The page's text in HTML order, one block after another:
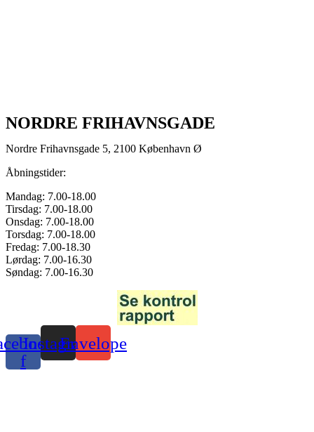
NORDRE FRIHAVNSGADE
Nordre Frihavnsgade 5, 2100 København Ø
Åbningstider:
Mandag: 7.00-18.00
Tirsdag: 7.00-18.00
Onsdag: 7.00-18.00
Torsdag: 7.00-18.00
Fredag: 7.00-18.30
Lørdag: 7.00-16.30
Søndag: 7.00-16.30
f
InstagramEnvelope